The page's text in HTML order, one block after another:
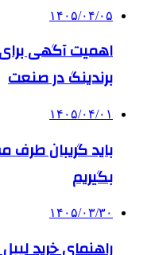
۱۴۰۵/۰۴/۰۵
اهمیت آگهی
برندینگ در صنعت
۱۴۰۵/۰۴/۰۱
باید گریبان طرف
بگیریم
۱۴۰۵/۰۳/۳۰
راهنمای خرید